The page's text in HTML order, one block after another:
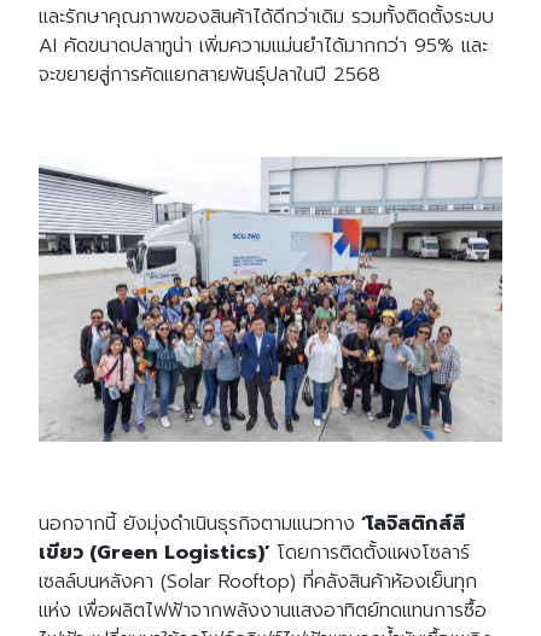
Search
for: Search
และรักษาคุณภาพของสินค้าได้ดีกว่าเดิม รวมทั้งติดตั้งระบบ
AI คัดขนาดปลาทูน่า เพิ่มความแม่นยำได้มากกว่า 95% และ
จะขยายสู่การคัดแยกสายพันธุ์ปลาในปี 2568
นอกจากนี้ ยังมุ่งดำเนินธุรกิจตามแนวทาง ‘โลจิสติกส์สี
เขียว (Green Logistics)’ โดยการติดตั้งแผงโซลาร์
เซลล์บนหลังคา (Solar Rooftop) ที่คลังสินค้าห้องเย็นทุก
แห่ง เพื่อผลิตไฟฟ้าจากพลังงานแสงอาทิตย์ทดแทนการซื้อ